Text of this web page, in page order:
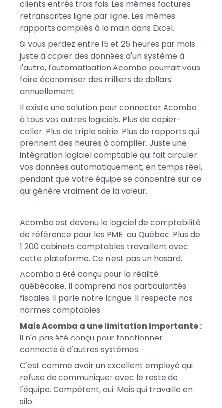
clients entrés trois fois. Les mêmes factures
retranscrites ligne par ligne. Les mêmes
rapports compilés à la main dans Excel.
Si vous perdez entre 15 et 25 heures par mois
juste à copier des données d'un système à
l'autre, l'automatisation Acomba pourrait vous
faire économiser des milliers de dollars
annuellement.
Il existe une solution pour connecter Acomba
à tous vos autres logiciels. Plus de copier-
coller. Plus de triple saisie. Plus de rapports qui
prennent des heures à compiler. Juste une
intégration logiciel comptable qui fait circuler
vos données automatiquement, en temps réel,
pendant que votre équipe se concentre sur ce
qui génère vraiment de la valeur.
Acomba est devenu le logiciel de comptabilité
de référence pour les PME au Québec. Plus de
1 200 cabinets comptables travaillent avec
cette plateforme. Ce n'est pas un hasard.
Acomba a été conçu pour la réalité
québécoise. Il comprend nos particularités
fiscales. Il parle notre langue. Il respecte nos
normes comptables.
Mais Acomba a une limitation importante :
il n'a pas été conçu pour fonctionner
connecté à d'autres systèmes.
C'est comme avoir un excellent employé qui
refuse de communiquer avec le reste de
l'équipe. Compétent, oui. Mais qui travaille en
silo.